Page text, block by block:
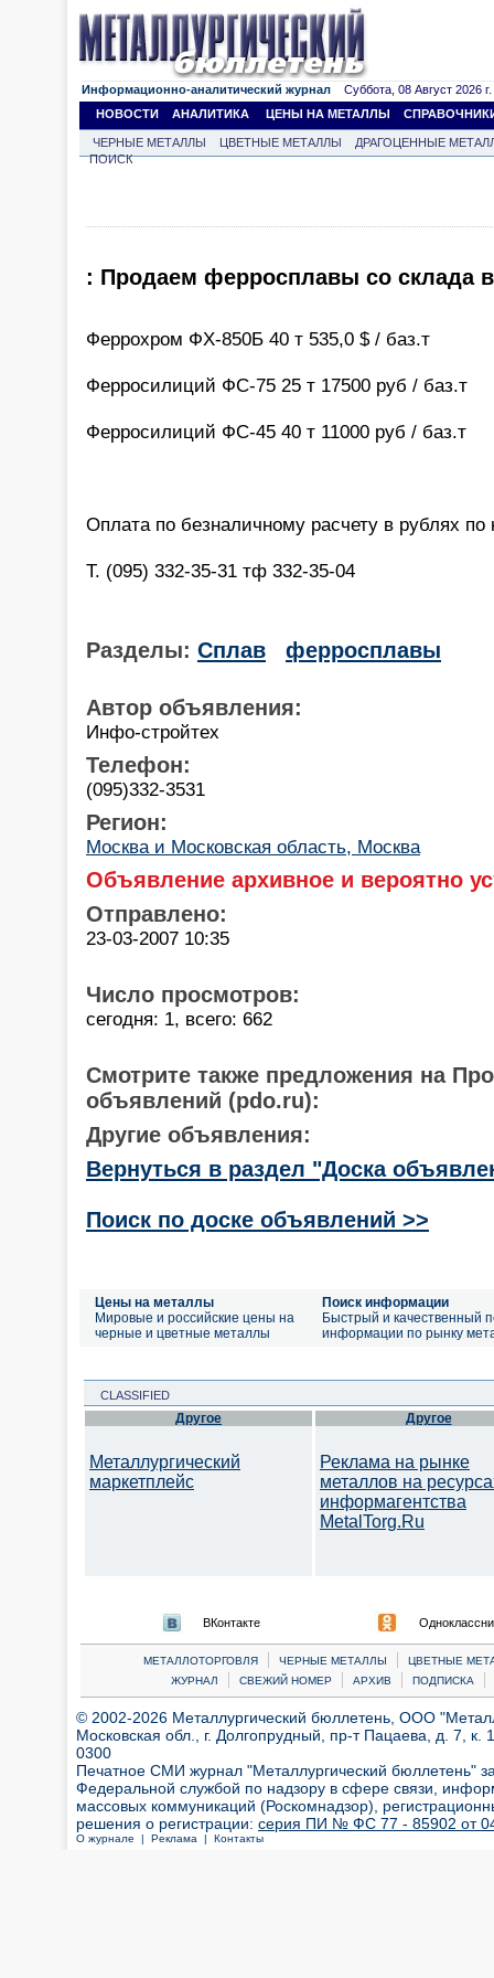
Информационно-аналитический журнал Суббота, 08 Август 2026 г.
НОВОСТИ
АНАЛИТИКА ЦЕНЫ НА МЕТАЛЛЫ
ЧЕРНЫЕ МЕТАЛЛЫ ЦВЕТНЫЕ МЕТАЛЛЫ
ДРАГОЦЕННЫЕ
ПОИСК
: Продаем ферросплавы со склада
Феррохром ФХ-850Б 40 т 535,0 $ / баз.т
Ферросилиций ФС-75 25 т 17500 руб / баз.т
Ферросилиций ФС-45 40 т 11000 руб / баз.т
Оплата по безналичному расчету в рублях
Т. (095) 332-35-31 тф 332-35-04
Разделы: Сплав ферросплавы
Автор объявления:
Инфо-стройтех
Телефон:
(095)332-3531
Регион:
Москва и Московская область, Москва
Объявление архивное и вероятно
Отправлено:
23-03-2007 10:35
Число просмотров:
сегодня: 1, всего: 662
Смотрите также предложения на
объявлений (pdo.ru):
Другие объявления:
Вернуться в раздел "Доска
Поиск по доске объявлений >>
Цены на металлы
Мировые и российские цены на
черные и цветные металлы
Поиск информации
Быстрый и качественный
информации по рынку
CLASSIFIED
Другое
Металлургический
маркетплейс
Другое
Реклама на рынке
металлов на
информагентства
MetalTorg.Ru
ВКонтакте
МЕТАЛЛОТОРГОВЛЯ | ЧЕРНЫЕ МЕТАЛЛЫ |
ЦВЕТНЫЕ
ЖУРНАЛ
| СВЕЖИЙ НОМЕР | АРХИВ | ПОДПИСКА |
© 2002-2026 Металлургический бюллетень, ООО
Московская обл., г. Долгопрудный, пр-т Пацаева, д. 7,
0300
Печатное СМИ журнал "Металлургический бюллетень"
Федеральной службой по надзору в сфере связи,
массовых коммуникаций (Роскомнадзор),
решения о регистрации: серия ПИ № ФС 77 - 85902 от 04
О журнале | Реклама | Контакты